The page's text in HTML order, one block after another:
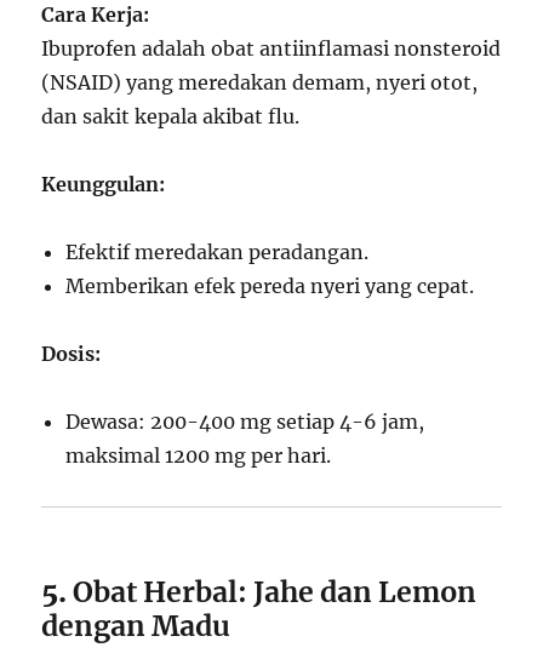
Cara Kerja:
Ibuprofen adalah obat antiinflamasi nonsteroid
(NSAID) yang meredakan demam, nyeri otot,
dan sakit kepala akibat flu.
Keunggulan:
Efektif meredakan peradangan.
Memberikan efek pereda nyeri yang cepat.
Dosis:
Dewasa: 200-400 mg setiap 4-6 jam,
maksimal 1200 mg per hari.
5.Obat Herbal: Jahe dan Lemon
dengan Madu